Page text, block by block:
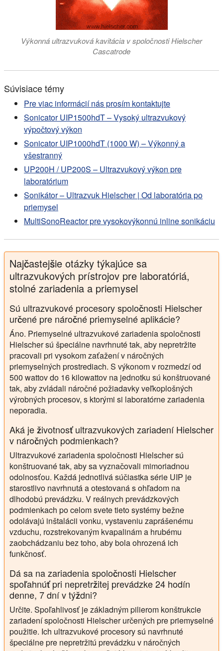
Výkonná ultrazvuková kavitácia v spoločnosti Hielscher
Cascatrode
Súvisiace témy
Pre viac informácií nás prosím kontaktujte
Sonicator UIP1500hdT – Vysoký ultrazvukový
výpočtový výkon
Sonicator UIP1000hdT (1000 W) – Výkonný a
všestranný
UP200H / UP200S – Ultrazvukový výkon pre
laboratórium
Sonikátor – Ultrazvuk Hielscher | Od laboratória po
priemysel
MultiSonoReactor pre vysokovýkonnú inline sonikáciu
Najčastejšie otázky týkajúce sa
ultrazvukových prístrojov pre laboratóriá,
stolné zariadenia a priemysel
Sú ultrazvukové procesory spoločnosti Hielscher
určené pre náročné priemyselné aplikácie?
Áno. Priemyselné ultrazvukové zariadenia spoločnosti
Hielscher sú špeciálne navrhnuté tak, aby nepretržite
pracovali pri vysokom zaťažení v náročných
priemyselných prostrediach. S výkonom v rozmedzí od
500 wattov do 16 kilowattov na jednotku sú konštruované
tak, aby zvládali náročné požiadavky veľkoplošných
výrobných procesov, s ktorými si laboratórne zariadenia
neporadia.
Aká je životnosť ultrazvukových zariadení Hielscher
v náročných podmienkach?
Ultrazvukové zariadenia spoločnosti Hielscher sú
konštruované tak, aby sa vyznačovali mimoriadnou
odolnosťou. Každá jednotlivá súčiastka série UIP je
starostlivo navrhnutá a otestovaná s ohľadom na
dlhodobú prevádzku. V reálnych prevádzkových
podmienkach po celom svete tieto systémy bežne
odolávajú inštalácii vonku, vystaveniu zaprášenému
vzduchu, rozstrekovaným kvapalinám a hrubému
zaobchádzaniu bez toho, aby bola ohrozená ich
funkčnosť.
Dá sa na zariadenia spoločnosti Hielscher
spoľahnúť pri nepretržitej prevádzke 24 hodín
denne, 7 dní v týždni?
Určite. Spoľahlivosť je základným pilierom konštrukcie
zariadení spoločnosti Hielscher určených pre priemyselné
použitie. Ich ultrazvukové procesory sú navrhnuté
špeciálne pre nepretržitú prevádzku v náročných